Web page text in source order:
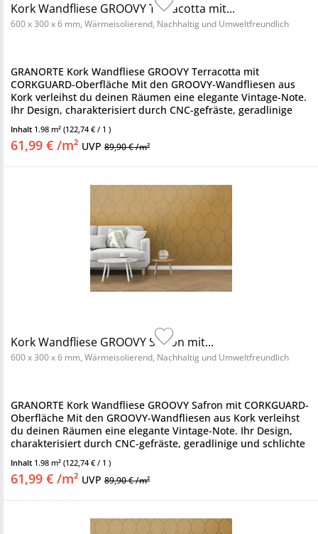
Kork Wandfliese GROOVY Terracotta mit...
600 x 300 x 6 mm, Wärmeisolierend, Nachhaltig und Umweltfreundlich
GRANORTE Kork Wandfliese GROOVY Terracotta mit
CORKGUARD-Oberfläche Mit den GROOVY-Wandfliesen aus
Kork verleihst du deinen Räumen eine elegante Vintage-Note.
Ihr Design, charakterisiert durch CNC-gefräste, geradlinige
und schlichte...
Inhalt 1.98 m² (122,74 € / 1 )
61,99 € /m² UVP 89,90 € /m²
Kork Wandfliese GROOVY Safron mit...
600 x 300 x 6 mm, Wärmeisolierend, Nachhaltig und Umweltfreundlich
GRANORTE Kork Wandfliese GROOVY Safron mit CORKGUARD-
Oberfläche Mit den GROOVY-Wandfliesen aus Kork verleihst
du deinen Räumen eine elegante Vintage-Note. Ihr Design,
charakterisiert durch CNC-gefräste, geradlinige und schlichte
Inhalt 1.98 m² (122,74 € / 1 )
61,99 € /m² UVP 89,90 € /m²